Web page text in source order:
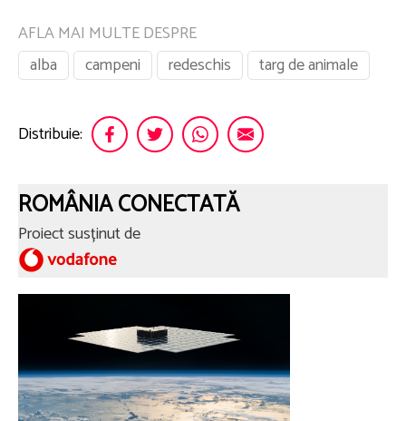
AFLA MAI MULTE DESPRE
alba
campeni redeschis targ de animale
Distribuie:
ROMÂNIA CONECTATĂ
Proiect susținut de